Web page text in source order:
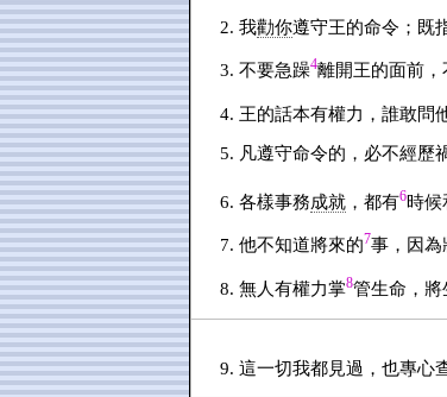
我勸你遵守王的命令；既
不要急躁4離開王的面前，
王的話本有權力，誰敢問
凡遵守命令的，必不經歷
各樣事務成就 ，都有6時候
他不知道將來的7事，因為
無人有權力掌8管生命，將
這一切我都見過，也專心